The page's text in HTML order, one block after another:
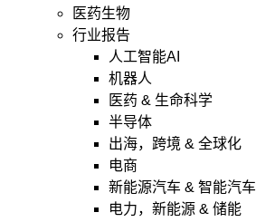
医药生物
行业报告
人工智能AI
机器人
医药 & 生命科学
半导体
出海，跨境 & 全球化
电商
新能源汽车 & 智能汽车
电力，新能源 & 储能